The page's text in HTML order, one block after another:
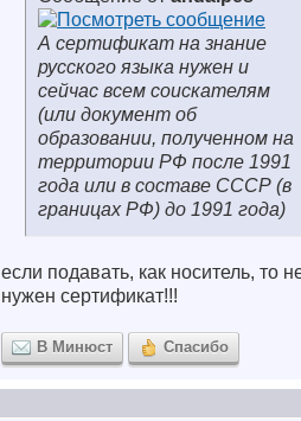
А сертификат на знание
русского языка нужен и
сейчас всем соискателям
(или документ об
образовании, полученном на
территории РФ после 1991
года или в составе СССР (в
границах РФ) до 1991 года)
если подавать, как носитель, то
нужен сертификат!!!
В Минюст Спасибо